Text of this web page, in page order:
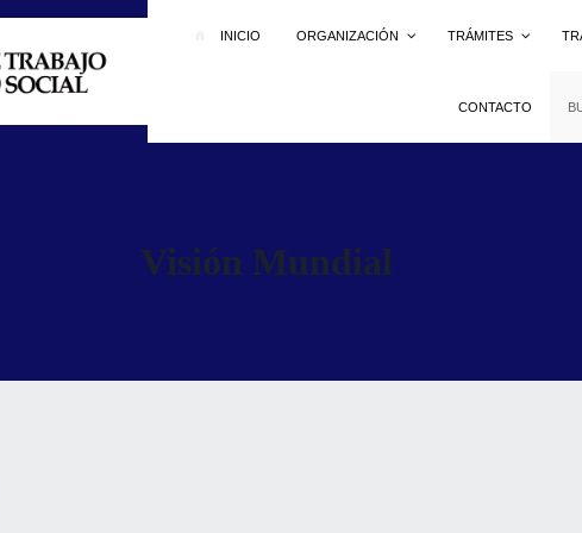
INICIO ORGANIZACIÓN TRÁMITES
CONTACTO
Visión Mundial